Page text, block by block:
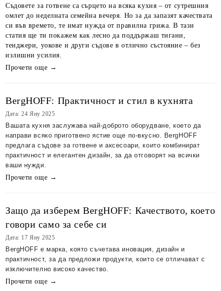
Съдовете за готвене са сърцето на всяка кухня – от сутрешния
омлет до неделната семейна вечеря. Но за да запазят качествата
си във времето, те имат нужда от правилна грижа. В тази
статия ще ти покажем как лесно да поддържаш тигани,
тенджери, уокове и други съдове в отлично състояние – без
излишни усилия.
Прочети още →
BergHOFF: Практичност и стил в кухнятa
Дата: 24 Яну 2025
Вашата кухня заслужава най-доброто оборудване, което да
направи всяко приготвено ястие още по-вкусно. BergHOFF
предлага съдове за готвене и аксесоари, които комбинират
практичност и елегантен дизайн, за да отговорят на всички
ваши нужди.
Прочети още →
Защо да изберем BergHOFF: Качеството, което
говори само за себе си
Дата: 17 Яну 2025
BergHOFF е марка, която съчетава иновация, дизайн и
практичност, за да предложи продукти, които се отличават с
изключително високо качество.
Прочети още →